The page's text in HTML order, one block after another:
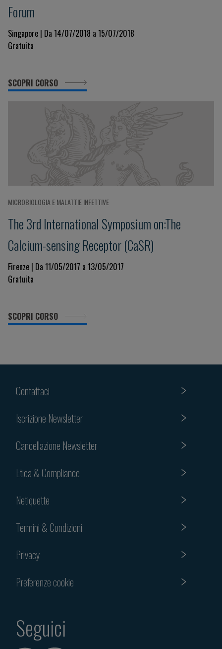
Forum
Singapore | Da 14/07/2018 a 15/07/2018
Gratuita
SCOPRI CORSO
MICROBIOLOGIA E MALATTIE INFETTIVE
The 3rd International Symposium on:The
Calcium-sensing Receptor (CaSR)
Firenze | Da 11/05/2017 a 13/05/2017
Gratuita
SCOPRI CORSO
Contattaci
Iscrizione Newsletter
Cancellazione Newsletter
Etica & Compliance
Netiquette
Termini & Condizioni
Privacy
Preferenze cookie
Seguici